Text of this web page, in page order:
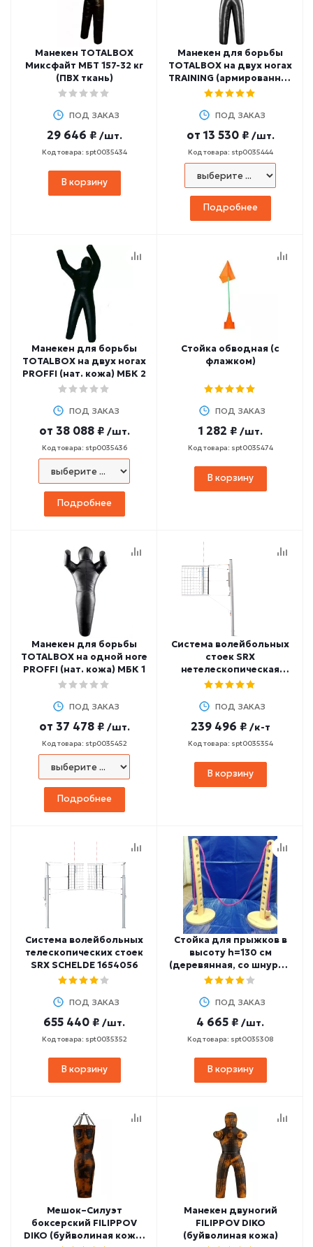
Манекен TOTALBOX
Миксфайт МБТ 157-32 кг
(ПВХ ткань)
ПОД ЗАКАЗ
29 646 ₽ /шт.
Код товара: spt0035434
В корзину
Манекен для борьбы
TOTALBOX на двух ногах
TRAINING (армированная
ткань ПВХ) МБТ 2
ПОД ЗАКАЗ
от 13 530 ₽ /шт.
Код товара: stp0035444
Подробнее
Манекен для борьбы
TOTALBOX на двух ногах
PROFFI (нат. кожа) МБК 2
ПОД ЗАКАЗ
от 38 088 ₽ /шт.
Код товара: stp0035436
Подробнее
Стойка обводная (с
флажком)
ПОД ЗАКАЗ
1 282 ₽ /шт.
Код товара: spt0035474
В корзину
Манекен для борьбы
TOTALBOX на одной ноге
PROFFI (нат. кожа) МБК 1
ПОД ЗАКАЗ
от 37 478 ₽ /шт.
Код товара: stp0035452
Подробнее
Система волейбольных
стоек SRX
нетелескопическая
SCHELDE 1654050
ПОД ЗАКАЗ
239 496 ₽ /к-т
Код товара: spt0035354
В корзину
Система волейбольных
телескопических стоек
SRX SCHELDE 1654056
ПОД ЗАКАЗ
655 440 ₽ /шт.
Код товара: spt0035352
В корзину
Стойка для прыжков в
высоту h=130 см
(деревянная, со шнуром
3 м)
ПОД ЗАКАЗ
4 665 ₽ /шт.
Код товара: spt0035308
В корзину
Мешок–Cилуэт
боксерский FILIPPOV
DIKO (буйволиная кожа)
Манекен двуногий
FILIPPOV DIKO
(буйволиная кожа)